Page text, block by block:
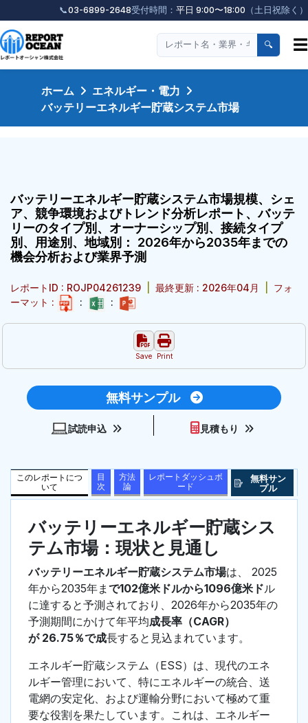
📞03-6899-2648受付時間： 平日 9:00〜18:00 （土日祝除く）
🔍 ☰
ホーム
エネルギー・電力
バッテリーエネルギー貯蔵システム市場
バッテリーエネルギー貯蔵システム市場規模、シェ
ア、競争環境およびトレンド分析レポート、バッテ
リーのタイプ別、オーナーシップ別、接続タイプ
別、用途別、地域別： 2026年から2035年までの
機会分析および業界予測
レポートID : ROJP04261239 最終更新 : 2026年04月
フォ
ーマット :
: :
Save Print
無料サンプル
試読申込 見積もり
このレポートにつ
いて
目
次
方法
論
レポートダッシュボ
ード
無料サン
プル
バッテリーエネルギー貯蔵シス
テム市場：現状と見通し
バッテリーエネルギー貯蔵システム市場は、 2025
年から2035年ま で102億米ドルから1096億米ドル
に達すると予測されており、2026年から2035年の
予測期間にかけて年平均成長率（CAGR）
が 26.75％で成長すると見込まれています。
エネルギー貯蔵システム（ESS）は、現代のエネ
ルギー管理において、特にエネルギーの統合、送
電網の安定化、および運輸分野において極めて重
要な役割を果たしています。これは、エネルギー